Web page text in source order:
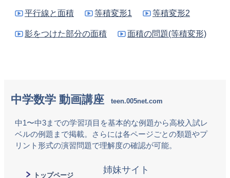
平行線と面積 等積変形1 等積変形2
影をつけた部分の面積 面積の問題(等積変形)
中学数学 動画講座
中1〜中3までの学習項目を基本的な例題から高校入試レ
ベルの例題まで掲載。さらには各ページごとの類題やプ
リント形式の演習問題で理解度の確認が可能。
トップページ